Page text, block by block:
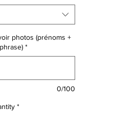
photos (prénoms +
*
0/100
*